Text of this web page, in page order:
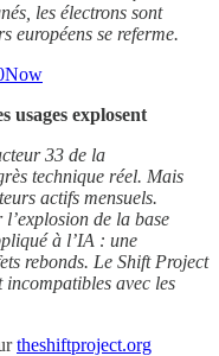
les électrons sont
européens se referme.
usages explosent
33 de la
technique réel. Mais
actifs mensuels.
de la base
à l’IA : une
rebonds. Le Shift Project
incompatibles avec les
theshiftproject.org